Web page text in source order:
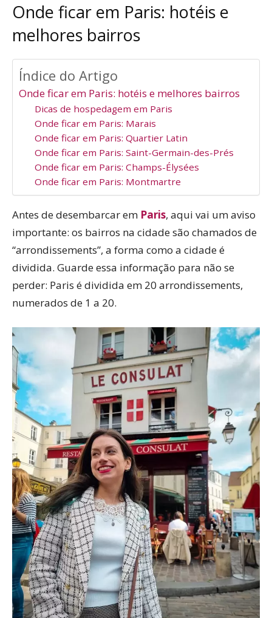
Onde ficar em Paris: hotéis e
melhores bairros
Índice do Artigo
Onde ficar em Paris: hotéis e melhores bairros
Dicas de hospedagem em Paris
Onde ficar em Paris: Marais
Onde ficar em Paris: Quartier Latin
Onde ficar em Paris: Saint-Germain-des-Prés
Onde ficar em Paris: Champs-Élysées
Onde ficar em Paris: Montmartre
Antes de desembarcar em Paris, aqui vai um aviso
importante: os bairros na cidade são chamados de
“arrondissements”, a forma como a cidade é
dividida. Guarde essa informação para não se
perder: Paris é dividida em 20 arrondissements,
numerados de 1 a 20.